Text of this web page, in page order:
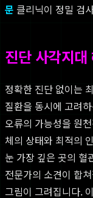
문 클리닉이 정밀 검
진단 사각지
정확한 진단 없이는
질환을 동시에 고려
오류의 가능성을 원
체의 상태와 최적의
눈 가장 깊은 곳의 혈
전문가의 소견이 합
그림이 그려집니다.